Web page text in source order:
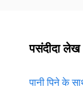
पसंदीदा लेख
पानी पिने के